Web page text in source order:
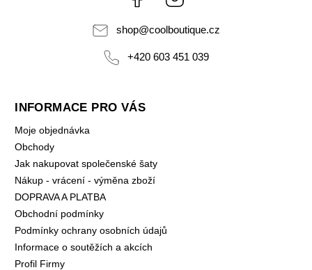
shop@coolboutique.cz
+420 603 451 039
INFORMACE PRO VÁS
Moje objednávka
Obchody
Jak nakupovat společenské šaty
Nákup - vrácení - výměna zboží
DOPRAVA A PLATBA
Obchodní podmínky
Podmínky ochrany osobních údajů
Informace o soutěžích a akcích
Profil Firmy